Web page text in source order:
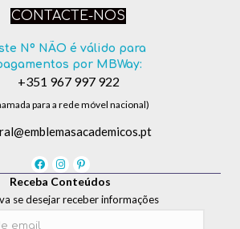
CONTACTE-NOS
Nº NÃO é válido para
por MBWay:
+351 967 997 922
para a rede móvel nacional)
Receba Conteúdos
se desejar receber informações